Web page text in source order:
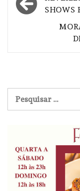
de
SHOWS
por: